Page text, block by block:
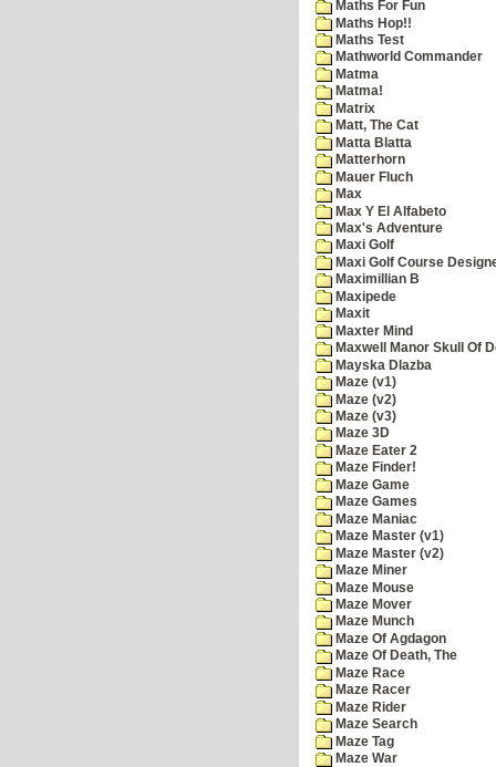
Maths For Fun
Maths Hop!!
Maths Test
Mathworld Commander
Matma
Matma!
Matrix
Matt, The Cat
Matta Blatta
Matterhorn
Mauer Fluch
Max
Max Y El Alfabeto
Max's Adventure
Maxi Golf
Maxi Golf Course
Maximillian B
Maxipede
Maxit
Maxter Mind
Maxwell Manor Skull Of
Mayska Dlazba
Maze (v1)
Maze (v2)
Maze (v3)
Maze 3D
Maze Eater 2
Maze Finder!
Maze Game
Maze Games
Maze Maniac
Maze Master (v1)
Maze Master (v2)
Maze Miner
Maze Mouse
Maze Mover
Maze Munch
Maze Of Agdagon
Maze Of Death, The
Maze Race
Maze Racer
Maze Rider
Maze Search
Maze Tag
Maze War